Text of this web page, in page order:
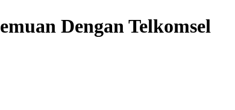
Dengan Telkomsel